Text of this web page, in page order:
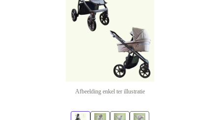
Afbeelding enkel ter illustratie